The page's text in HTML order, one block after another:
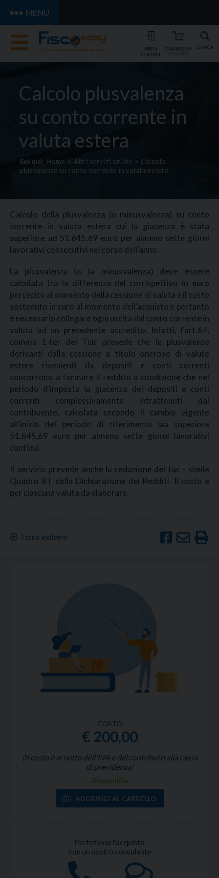
MENU
CERCA
CARRELLO
AREA
CLIENTI
Calcolo plusvalenza
su conto corrente in
valuta estera
Sei qui: Home > Altri servizi online > Calcolo
plusvalenza su conto corrente in valuta estera
Calcolo della plusvalenza (o minusvalenza) su conto
corrente in valuta estera cui la giacenza è stata
superiore ad 51.645,69 euro per almeno sette giorni
lavorativi consecutivi nel corso dell’anno.
La plusvalenza (o la minusvalenza) deve essere
calcolata tra la differenza del corrispettivo in euro
percepito al momento della cessione di valuta e il costo
sostenuto in euro al momento dell’acquisto e pertanto
è necessario collegare ogni uscita dal conto corrente in
valuta ad un precedente accredito. Infatti, l'art.67,
comma 1-ter del Tuir prevede che le plusvalenze
derivanti dalla cessione a titolo oneroso di valute
estere rivenienti da depositi e conti correnti
concorrono a formare il reddito a condizione che nel
periodo d’imposta la giacenza dei depositi e conti
correnti complessivamente intrattenuti dal
contribuente, calcolata secondo il cambio vigente
all’inizio del periodo di riferimento sia superiore
51.645,69 euro per almeno sette giorni lavorativi
continui.
Il servizio prevede anche la redazione del fac - simile
Quadro RT della Dichiarazione dei Redditi. Il costo è
per ciascuna valuta da elaborare.
Torna indietro
COSTO
€ 200,00
(Il costo è al netto dell'IVA e del contributo alla cassa
di previdenza)
Disponibile
Perfeziona l'acquisto
con un nostro consulente